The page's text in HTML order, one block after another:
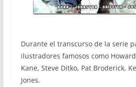
Durante el transcurso de la serie
ilustradores famosos como
Kane, Steve Ditko, Pat Broderick,
Jones.